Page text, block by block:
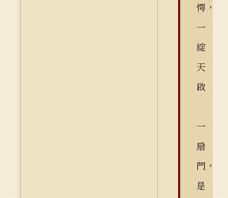
愕，
一
綻
天
啟
一
扇
門，
是